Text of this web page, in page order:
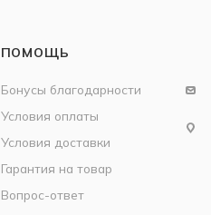
ПОМОЩЬ
Бонусы благодарности
Условия оплаты
Условия доставки
Гарантия на товар
Вопрос-ответ